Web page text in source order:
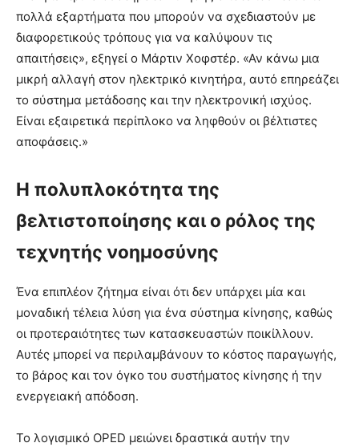
πολλά εξαρτήματα που μπορούν να σχεδιαστούν με
διαφορετικούς τρόπους για να καλύψουν τις
απαιτήσεις», εξηγεί ο Μάρτιν Χοφστέρ. «Αν κάνω μια
μικρή αλλαγή στον ηλεκτρικό κινητήρα, αυτό επηρεάζει
το σύστημα μετάδοσης και την ηλεκτρονική ισχύος.
Είναι εξαιρετικά περίπλοκο να ληφθούν οι βέλτιστες
αποφάσεις.»
Η πολυπλοκότητα της
βελτιστοποίησης και ο ρόλος της
τεχνητής νοημοσύνης
Ένα επιπλέον ζήτημα είναι ότι δεν υπάρχει μία και
μοναδική τέλεια λύση για ένα σύστημα κίνησης, καθώς
οι προτεραιότητες των κατασκευαστών ποικίλλουν.
Αυτές μπορεί να περιλαμβάνουν το κόστος παραγωγής,
το βάρος και τον όγκο του συστήματος κίνησης ή την
ενεργειακή απόδοση.
Το λογισμικό OPED μειώνει δραστικά αυτήν την